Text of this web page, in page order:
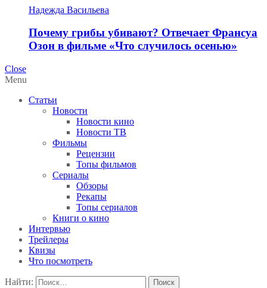
Надежда Васильева
Почему грибы убивают? Отвечает Франсуа
Озон в фильме «Что случилось осенью»
Close
Menu
Статьи
Новости
Новости кино
Новости ТВ
Фильмы
Рецензии
Топы фильмов
Сериалы
Обзоры
Рекапы
Топы сериалов
Книги о кино
Интервью
Трейлеры
Квизы
Что посмотреть
Найти: